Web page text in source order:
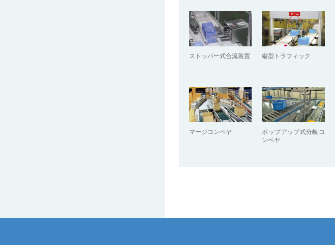
ストッパー式合流装置 縦型トラフィック
マージコンベヤ
ポップアップ式分岐コ
ンベヤ